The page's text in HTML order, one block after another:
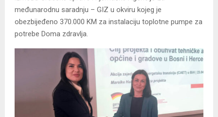
međunarodnu saradnju – GIZ u okviru kojeg je
obezbijeđeno 370.000 KM za instalaciju toplotne pumpe za
potrebe Doma zdravlja.